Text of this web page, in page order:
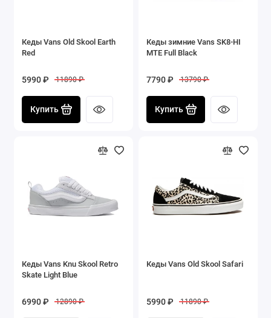
Кеды Vans Old Skool Earth
Red
5990 ₽ 11890 ₽
Купить
Кеды зимние Vans SK8-HI
MTE Full Black
7790 ₽ 13790 ₽
Купить
Кеды Vans Knu Skool Retro
Skate Light Blue
6990 ₽ 12890 ₽
Кеды Vans Old Skool Safari
5990 ₽ 11890 ₽